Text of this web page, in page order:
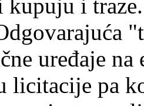
kupuju i traze.
uređaje
licitacije pa